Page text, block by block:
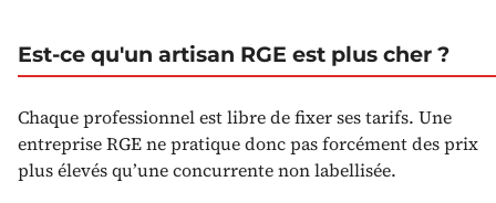
Est-ce qu'un artisan RGE est plus cher ?
Chaque professionnel est libre de fixer ses tarifs. Une
entreprise RGE ne pratique donc pas forcément des prix
plus élevés qu’une concurrente non labellisée.